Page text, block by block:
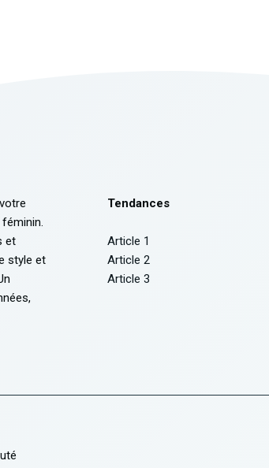
et
style et
Tendances
Article 1
Article 2
Article 3